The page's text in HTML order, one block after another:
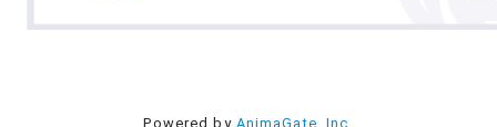
Powered by AnimaGate, Inc.